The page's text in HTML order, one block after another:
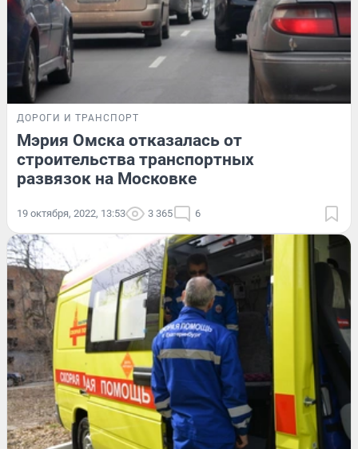
ДОРОГИ И ТРАНСПОРТ
Мэрия Омска отказалась от
строительства транспортных
развязок на Московке
19 октября, 2022, 13:53 3 365 6